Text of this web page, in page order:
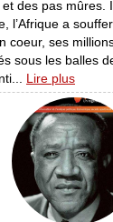
des pas mûres.
l’Afrique a
coeur, ses
sous les balles
Lire plus